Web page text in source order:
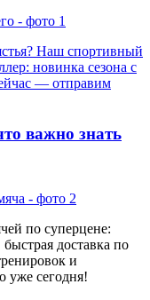
Наш спортивный
новинка сезона с
— отправим
важно знать
по суперцене:
доставка по
и
уже сегодня!